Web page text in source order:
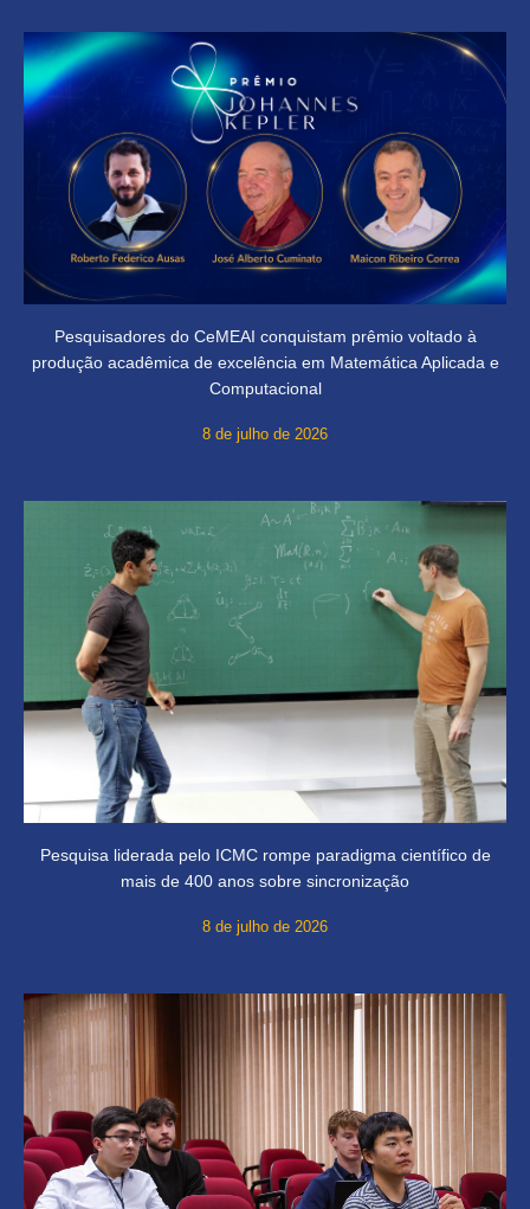
Pesquisadores do CeMEAI conquistam prêmio voltado à
produção acadêmica de excelência em Matemática Aplicada e
Computacional
8 de julho de 2026
Pesquisa liderada pelo ICMC rompe paradigma científico de
mais de 400 anos sobre sincronização
8 de julho de 2026